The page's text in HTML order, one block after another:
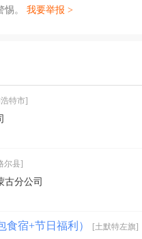
惕。 我要举报 >
特市]
尔县]
古分公司
食宿+节日福利） [土默特左旗]